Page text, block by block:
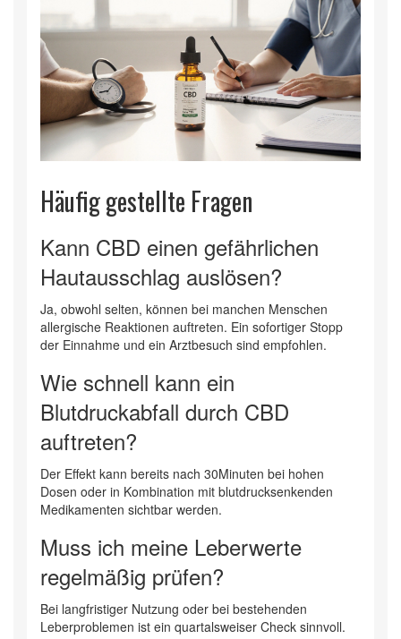
Häufig gestellte Fragen
Kann CBD einen gefährlichen
Hautausschlag auslösen?
Ja, obwohl selten, können bei manchen Menschen
allergische Reaktionen auftreten. Ein sofortiger Stopp
der Einnahme und ein Arztbesuch sind empfohlen.
Wie schnell kann ein
Blutdruckabfall durch CBD
auftreten?
Der Effekt kann bereits nach 30Minuten bei hohen
Dosen oder in Kombination mit blutdrucksenkenden
Medikamenten sichtbar werden.
Muss ich meine Leberwerte
regelmäßig prüfen?
Bei langfristiger Nutzung oder bei bestehenden
Leberproblemen ist ein quartalsweiser Check sinnvoll.